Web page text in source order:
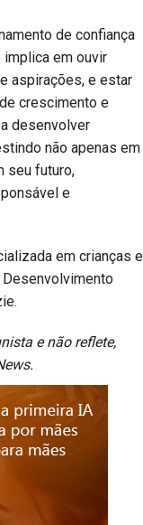
de confiança
implica em ouvir
aspirações, e estar
crescimento e
desenvolver
não apenas em
seu futuro,
e
em crianças e
e não reflete,